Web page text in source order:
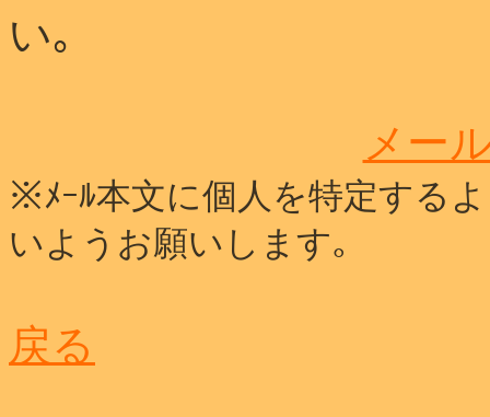
い｡
メー
※ﾒｰﾙ本文に個人を特定する
いようお願いします｡
戻る